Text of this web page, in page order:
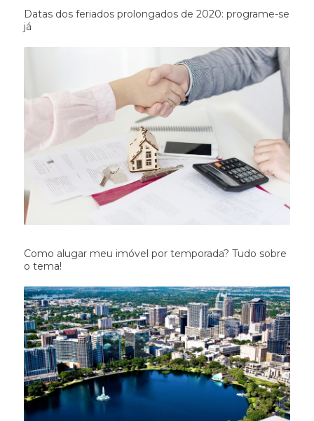
Datas dos feriados prolongados de 2020: programe-se
já
Como alugar meu imóvel por temporada? Tudo sobre
o tema!